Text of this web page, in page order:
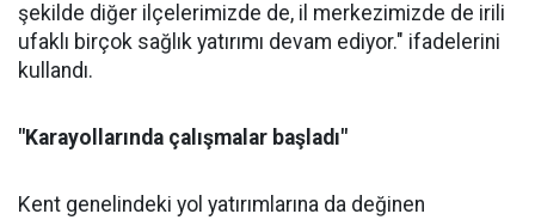
şekilde diğer ilçelerimizde de, il merkezimizde de irili
ufaklı birçok sağlık yatırımı devam ediyor." ifadelerini
kullandı.
"Karayollarında çalışmalar başladı"
Kent genelindeki yol yatırımlarına da değinen